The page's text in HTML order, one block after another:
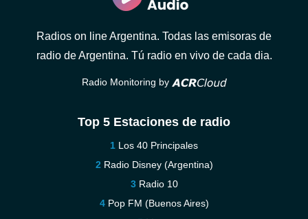
Radios on line Argentina. Todas las emisoras de
radio de Argentina. Tú radio en vivo de cada dia.
Radio Monitoring by
Top 5 Estaciones de radio
Los 40 Principales
Radio Disney (Argentina)
Radio 10
Pop FM (Buenos Aires)